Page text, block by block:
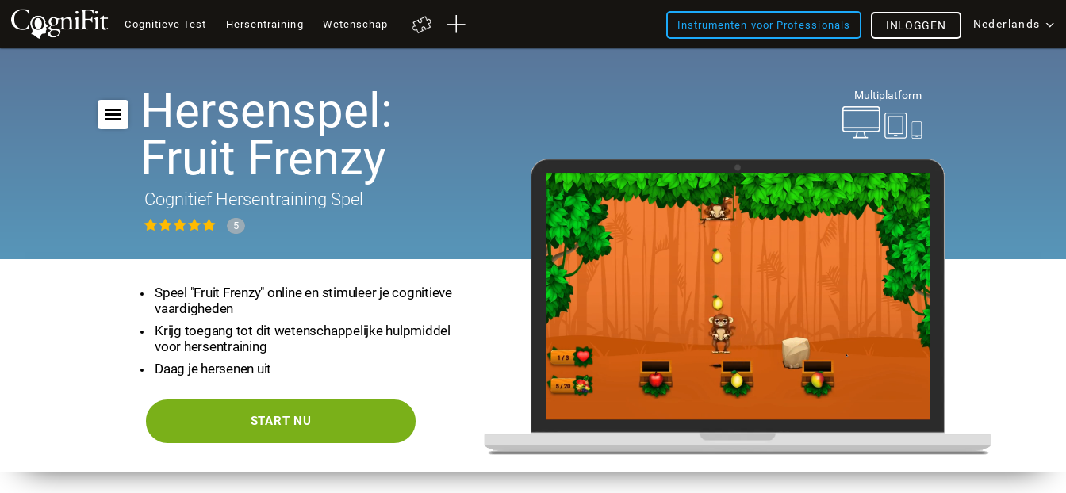
Cognitieve Test Hersentraining Wetenschap Instrumenten voor Professionals Nederlands
INLOGGEN
Multiplatform
Hersenspel:
Fruit Frenzy
Cognitief Hersentraining Spel
5
Speel "Fruit Frenzy" online en stimuleer je cognitieve
vaardigheden
Krijg toegang tot dit wetenschappelijke hulpmiddel
voor hersentraining
Daag je hersenen uit
START NU